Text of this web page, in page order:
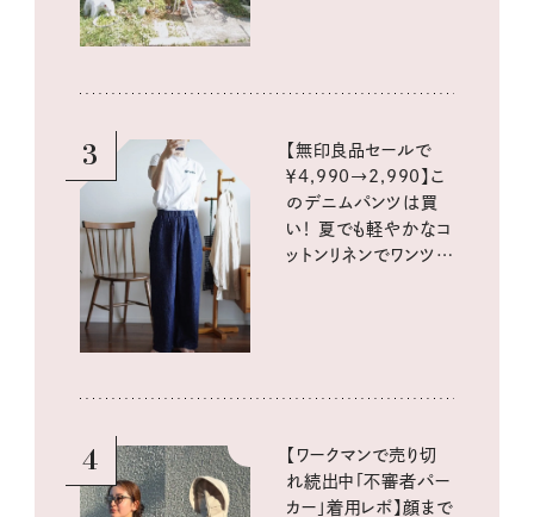
3
【無印良品セールで
￥4,990→2,990】こ
のデニムパンツは買
い！ 夏でも軽やかなコ
ットンリネンでワンツー
4
【ワークマンで売り切
れ続出中「不審者パー
カー」着用レポ】顔まで